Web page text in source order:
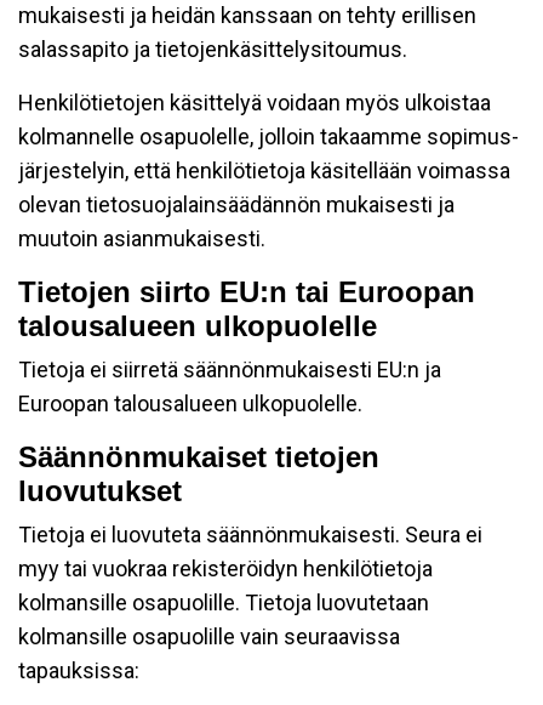
mukaisesti ja heidän kanssaan on tehty erillisen
salassapito ja tietojenkäsittelysitoumus.
Henkilötietojen käsittelyä voidaan myös ulkoistaa
kolmannelle osapuolelle, jolloin takaamme sopimus-
järjestelyin, että henkilötietoja käsitellään voimassa
olevan tietosuojalainsäädännön mukaisesti ja
muutoin asianmukaisesti.
Tietojen siirto EU:n tai Euroopan
talousalueen ulkopuolelle
Tietoja ei siirretä säännönmukaisesti EU:n ja
Euroopan talousalueen ulkopuolelle.
Säännönmukaiset tietojen
luovutukset
Tietoja ei luovuteta säännönmukaisesti. Seura ei
myy tai vuokraa rekisteröidyn henkilötietoja
kolmansille osapuolille. Tietoja luovutetaan
kolmansille osapuolille vain seuraavissa
tapauksissa: